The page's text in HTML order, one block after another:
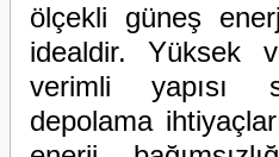
ölçekli güneş
idealdir. Yüksek
verimli yapısı
depolama